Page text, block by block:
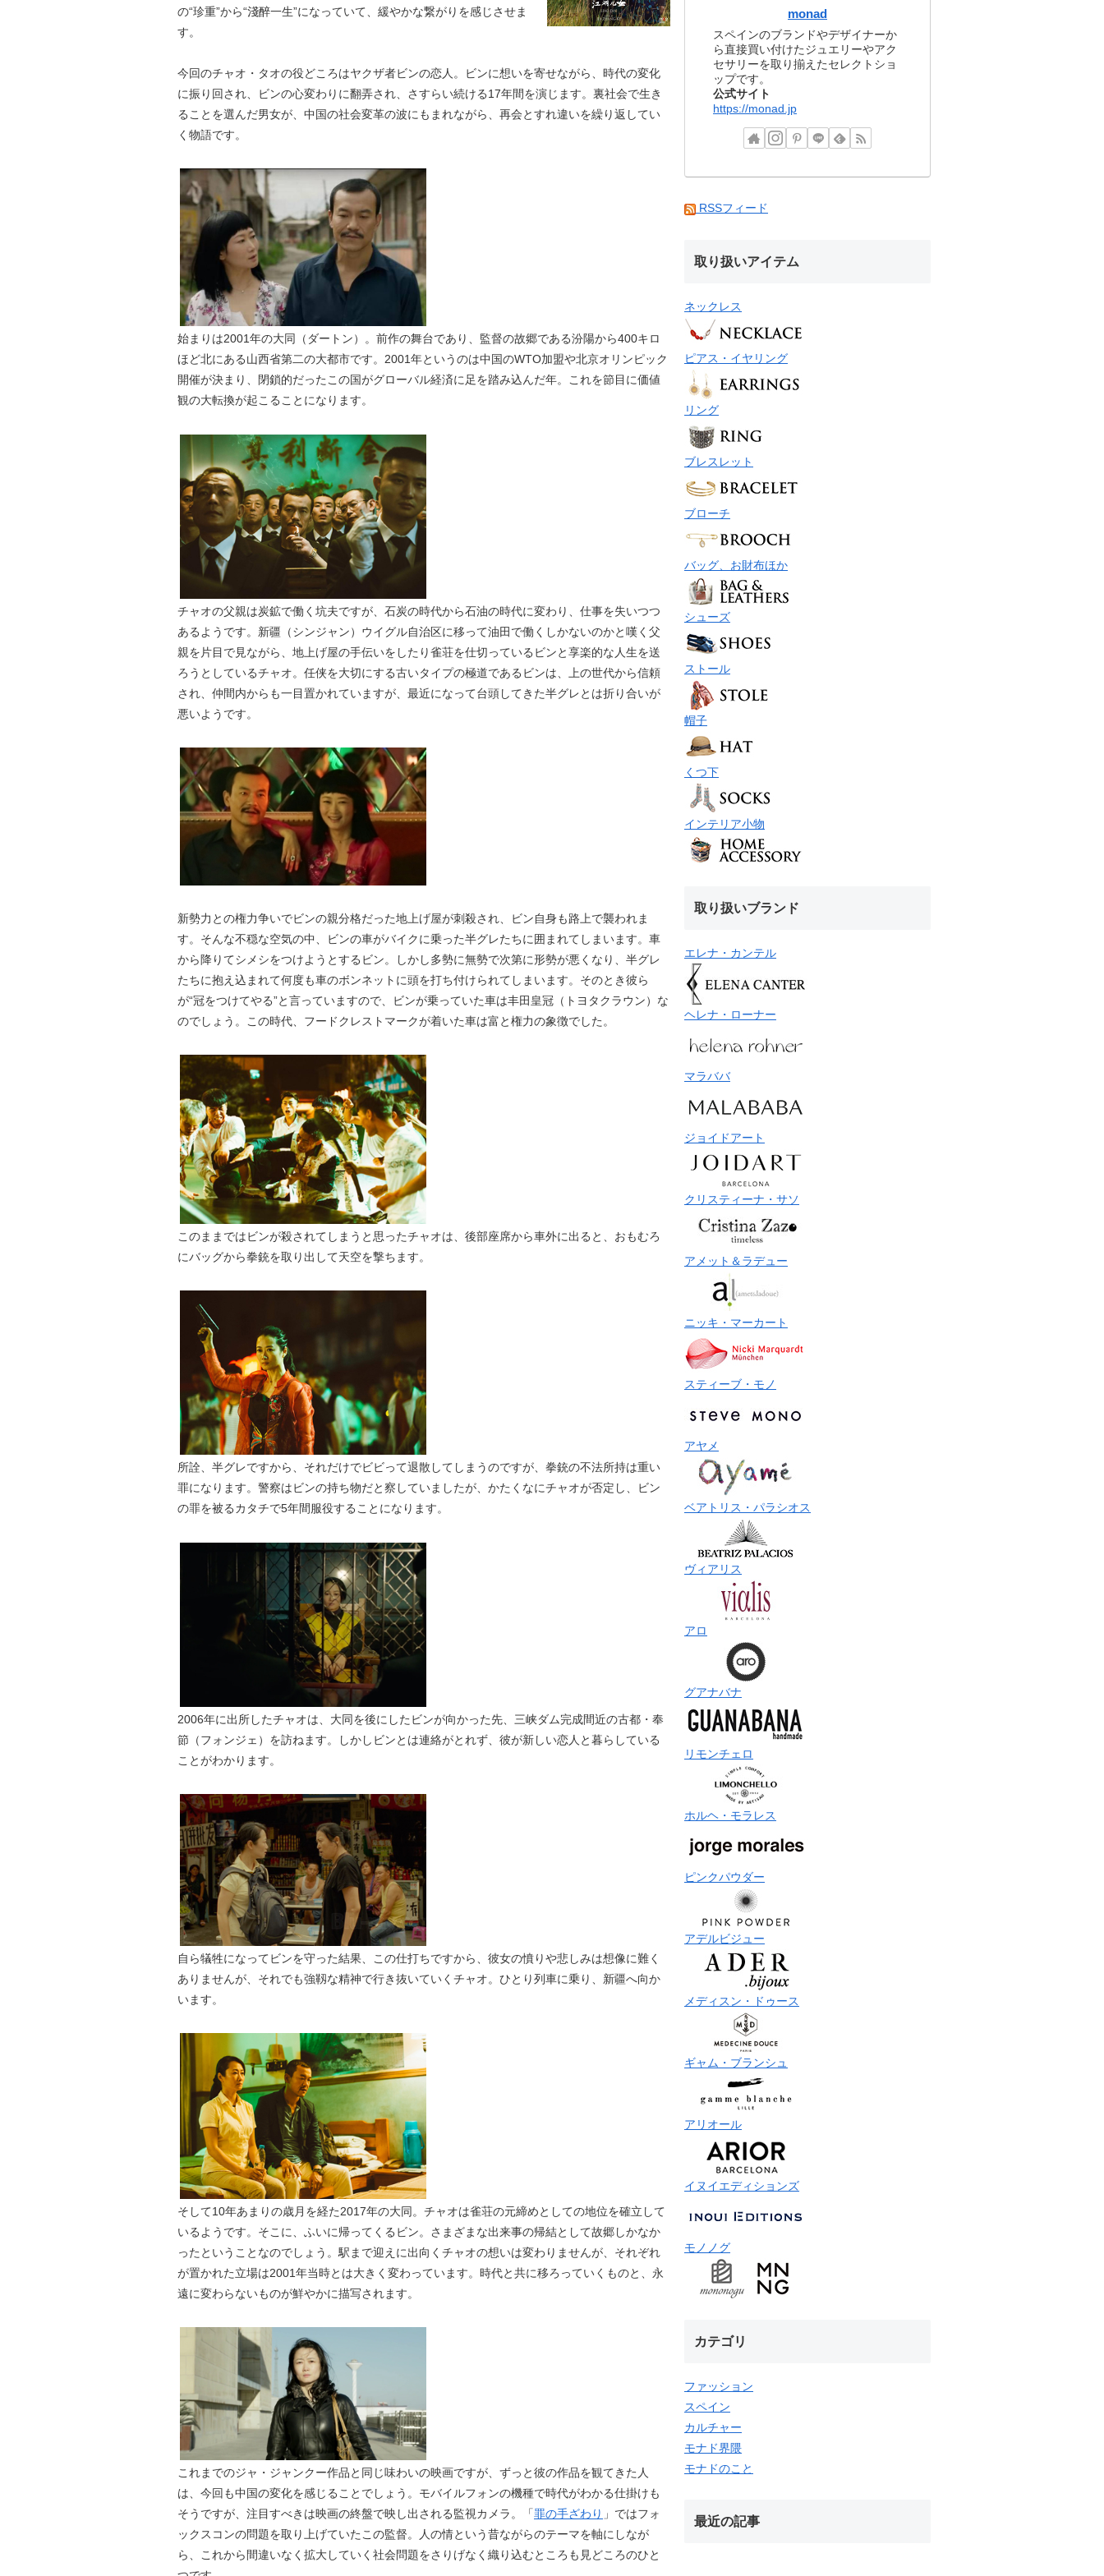
の“珍重”から“淺醉一生”になっていて、緩やかな繋がりを感じさせま
す。
今回のチャオ・タオの役どころはヤクザ者ビンの恋人。ビンに想いを寄せながら、時代の変化
に振り回され、ビンの心変わりに翻弄され、さすらい続ける17年間を演じます。裏社会で生き
ることを選んだ男女が、中国の社会変革の波にもまれながら、再会とすれ違いを繰り返してい
く物語です。
始まりは2001年の大同（ダートン）。前作の舞台であり、監督の故郷である汾陽から400キロ
ほど北にある山西省第二の大都市です。2001年というのは中国のWTO加盟や北京オリンピック
開催が決まり、閉鎖的だったこの国がグローバル経済に足を踏み込んだ年。これを節目に価値
観の大転換が起こることになります。
チャオの父親は炭鉱で働く坑夫ですが、石炭の時代から石油の時代に変わり、仕事を失いつつ
あるようです。新疆（シンジャン）ウイグル自治区に移って油田で働くしかないのかと嘆く父
親を片目で見ながら、地上げ屋の手伝いをしたり雀荘を仕切っているビンと享楽的な人生を送
ろうとしているチャオ。任侠を大切にする古いタイプの極道であるビンは、上の世代から信頼
され、仲間内からも一目置かれていますが、最近になって台頭してきた半グレとは折り合いが
悪いようです。
新勢力との権力争いでビンの親分格だった地上げ屋が刺殺され、ビン自身も路上で襲われま
す。そんな不穏な空気の中、ビンの車がバイクに乗った半グレたちに囲まれてしまいます。車
から降りてシメシをつけようとするビン。しかし多勢に無勢で次第に形勢が悪くなり、半グレ
たちに抱え込まれて何度も車のボンネットに頭を打ち付けられてしまいます。そのとき彼ら
が“冠をつけてやる”と言っていますので、ビンが乗っていた車は丰田皇冠（トヨタクラウン）な
のでしょう。この時代、フードクレストマークが着いた車は富と権力の象徴でした。
このままではビンが殺されてしまうと思ったチャオは、後部座席から車外に出ると、おもむろ
にバッグから拳銃を取り出して天空を撃ちます。
所詮、半グレですから、それだけでビビって退散してしまうのですが、拳銃の不法所持は重い
罪になります。警察はビンの持ち物だと察していましたが、かたくなにチャオが否定し、ビン
の罪を被るカタチで5年間服役することになります。
2006年に出所したチャオは、大同を後にしたビンが向かった先、三峡ダム完成間近の古都・奉
節（フォンジェ）を訪ねます。しかしビンとは連絡がとれず、彼が新しい恋人と暮らしている
ことがわかります。
自ら犠牲になってビンを守った結果、この仕打ちですから、彼女の憤りや悲しみは想像に難く
ありませんが、それでも強靱な精神で行き抜いていくチャオ。ひとり列車に乗り、新疆へ向か
います。
そして10年あまりの歳月を経た2017年の大同。チャオは雀荘の元締めとしての地位を確立して
いるようです。そこに、ふいに帰ってくるビン。さまざまな出来事の帰結として故郷しかなか
ったということなのでしょう。駅まで迎えに出向くチャオの想いは変わりませんが、それぞれ
が置かれた立場は2001年当時とは大きく変わっています。時代と共に移ろっていくものと、永
遠に変わらないものが鮮やかに描写されます。
これまでのジャ・ジャンクー作品と同じ味わいの映画ですが、ずっと彼の作品を観てきた人
は、今回も中国の変化を感じることでしょう。モバイルフォンの機種で時代がわかる仕掛けも
そうですが、注目すべきは映画の終盤で映し出される監視カメラ。「罪の手ざわり 」ではフォ
ックスコンの問題を取り上げていたこの監督。人の情という昔ながらのテーマを軸にしなが
ら、これから間違いなく拡大していく社会問題をさりげなく織り込むところも見どころのひと
monad
スペインのブランドやデザイナーか
ら直接買い付けたジュエリーやアク
セサリーを取り揃えたセレクトショ
ップです。
公式サイト
https://monad.jp
RSSフィード
取り扱いアイテム
ネックレス
ピアス・イヤリング
リング
ブレスレット
ブローチ
バッグ、お財布ほか
シューズ
ストール
帽子
くつ下
インテリア小物
取り扱いブランド
エレナ・カンテル
ヘレナ・ローナー
マラババ
ジョイドアート
クリスティーナ・サソ
アメット＆ラデュー
ニッキ・マーカート
スティーブ・モノ
アヤメ
ベアトリス・パラシオス
ヴィアリス
アロ
グアナバナ
リモンチェロ
ホルヘ・モラレス
ピンクパウダー
アデルビジュー
メディスン・ドゥース
ギャム・ブランシュ
アリオール
イヌイエディションズ
モノノグ
カテゴリ
ファッション
スペイン
カルチャー
モナド界隈
モナドのこと
最近の記事